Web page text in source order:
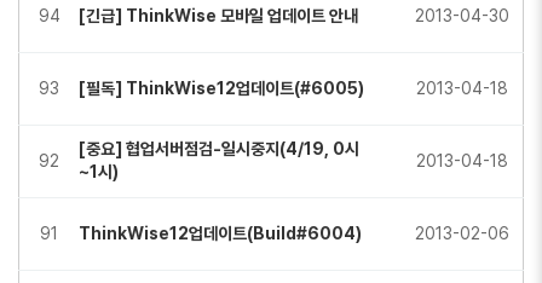
94 [긴급] ThinkWise 모바일 업데이트 안내 2013-04-30
93 [필독] ThinkWise12업데이트(#6005) 2013-04-18
92
[중요] 협업서버점검-일시중지(4/19, 0시
~1시)
2013-04-18
91 ThinkWise12업데이트(Build#6004) 2013-02-06